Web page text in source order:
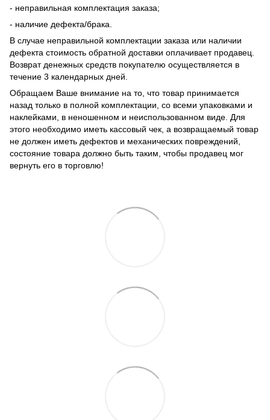
- неправильная комплектация заказа;
- наличие дефекта/брака.
В случае неправильной комплектации заказа или наличии
дефекта стоимость обратной доставки оплачивает продавец.
Возврат денежных средств покупателю осуществляется в
течение 3 календарных дней.
Обращаем Ваше внимание на то, что товар принимается
назад только в полной комплектации, со всеми упаковками и
наклейками, в неношенном и неиспользованном виде. Для
этого необходимо иметь кассовый чек, а возвращаемый товар
не должен иметь дефектов и механических повреждений,
состояние товара должно быть таким, чтобы продавец мог
вернуть его в торговлю!